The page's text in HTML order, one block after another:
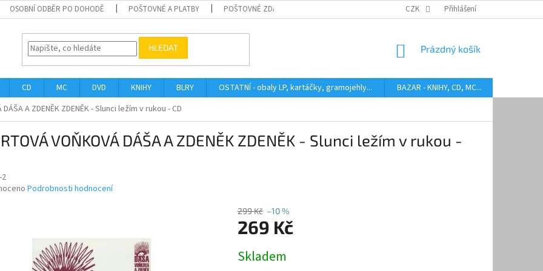
OSOBNÍ ODBĚR PO DOHODĚ POŠTOVNÉ A PLATBY POŠTOVNÉ ZDARMA HODNOCENÍ STAVU BAZAROVÝCH LP AUDIOKAZETY ANEB
CZK Přihlášení
HLEDAT
NÁKUPNÍ
Prázdný košík
CD MC DVD KNIHY BLRY OSTATNÍ - obaly LP, kartáčky, gramojehly... BAZAR - KNIHY, CD, MC...
DÁŠA A ZDENĚK ZDENĚK - Slunci ležím v rukou - CD
VOŇKOVÁ DÁŠA A ZDENĚK ZDENĚK - Slunci ležím v rukou -
2
Podrobnosti hodnocení
299 Kč –10 %
269 Kč
cena:
Skladem